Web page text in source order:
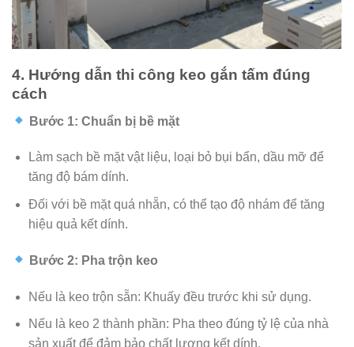
4. Hướng dẫn thi công keo gắn tấm đúng
cách
Bước 1: Chuẩn bị bề mặt
Làm sạch bề mặt vật liệu, loại bỏ bụi bẩn, dầu mỡ để
tăng độ bám dính.
Đối với bề mặt quá nhẵn, có thể tạo độ nhám để tăng
hiệu quả kết dính.
Bước 2: Pha trộn keo
Nếu là keo trộn sẵn: Khuấy đều trước khi sử dụng.
Nếu là keo 2 thành phần: Pha theo đúng tỷ lệ của nhà
sản xuất để đảm bảo chất lượng kết dính.